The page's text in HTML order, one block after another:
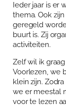
Over Anja
Blog en
Aanbod
Themaboeken
Aanbod
Contact
Agenda
Ieder jaar is er
thema. Ook
geregeld
buurt is. Zij
activiteiten.
Zelf wil ik
Voorlezen, we
klein zijn.
we er meestal
voor te lezen